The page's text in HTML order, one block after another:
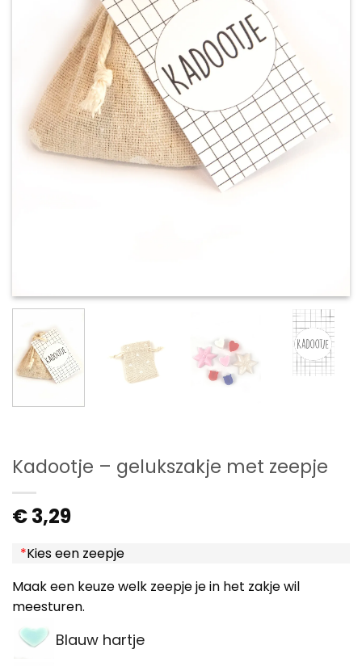
Kadootje – gelukszakje met zeepje
€3,29
*Kies een zeepje
Maak een keuze welk zeepje je in het zakje wil
meesturen.
Blauw hartje